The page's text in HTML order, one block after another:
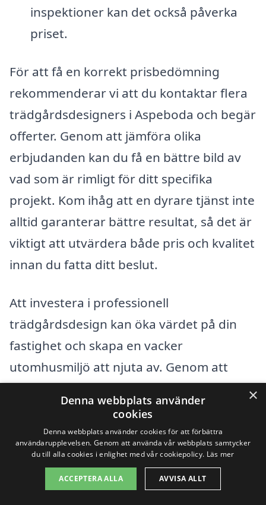
inspektioner kan det också påverka
priset.
För att få en korrekt prisbedömning
rekommenderar vi att du kontaktar flera
trädgårdsdesigners i Aspeboda och begär
offerter. Genom att jämföra olika
erbjudanden kan du få en bättre bild av
vad som är rimligt för ditt specifika
projekt. Kom ihåg att en dyrare tjänst inte
alltid garanterar bättre resultat, så det är
viktigt att utvärdera både pris och kvalitet
innan du fatta ditt beslut.
Att investera i professionell
trädgårdsdesign kan öka värdet på din
fastighet och skapa en vacker
utomhusmiljö att njuta av. Genom att
förstå vad som påverkar priset kan du
göra en informerad val när du söker efter
den perfekta trädgårdsdesignern i
Aspeboda.
Få 3 erbjudanden, gratis och utan
×
Denna webbplats använder
cookies
Denna webbplats använder cookies för att förbättra
användarupplevelsen. Genom att använda vår webbplats samtycker
du till alla cookies i enlighet med vår cookiepolicy. Läs mer
ACCEPTERA ALLA AVVISA ALLT